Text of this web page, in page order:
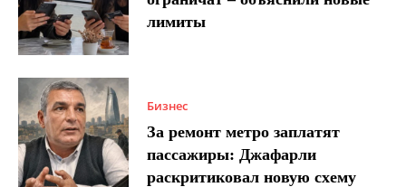
лимиты
Бизнес
За ремонт метро заплатят
пассажиры: Джафарли
раскритиковал новую схему